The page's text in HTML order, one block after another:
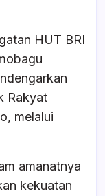
HUT BRI
Rakyat
melalui
amanatnya
kekuatan